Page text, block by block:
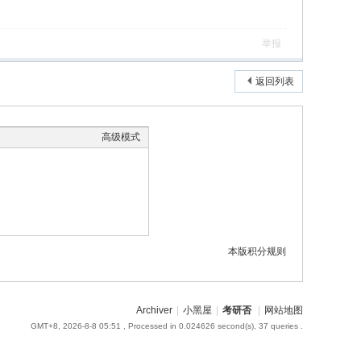
举报
返回列表
高级模式
本版积分规则
Archiver 小黑屋 考研否 网站地图
GMT+8, 2026-8-8 05:51 , Processed in 0.024626 second(s), 37 queries .